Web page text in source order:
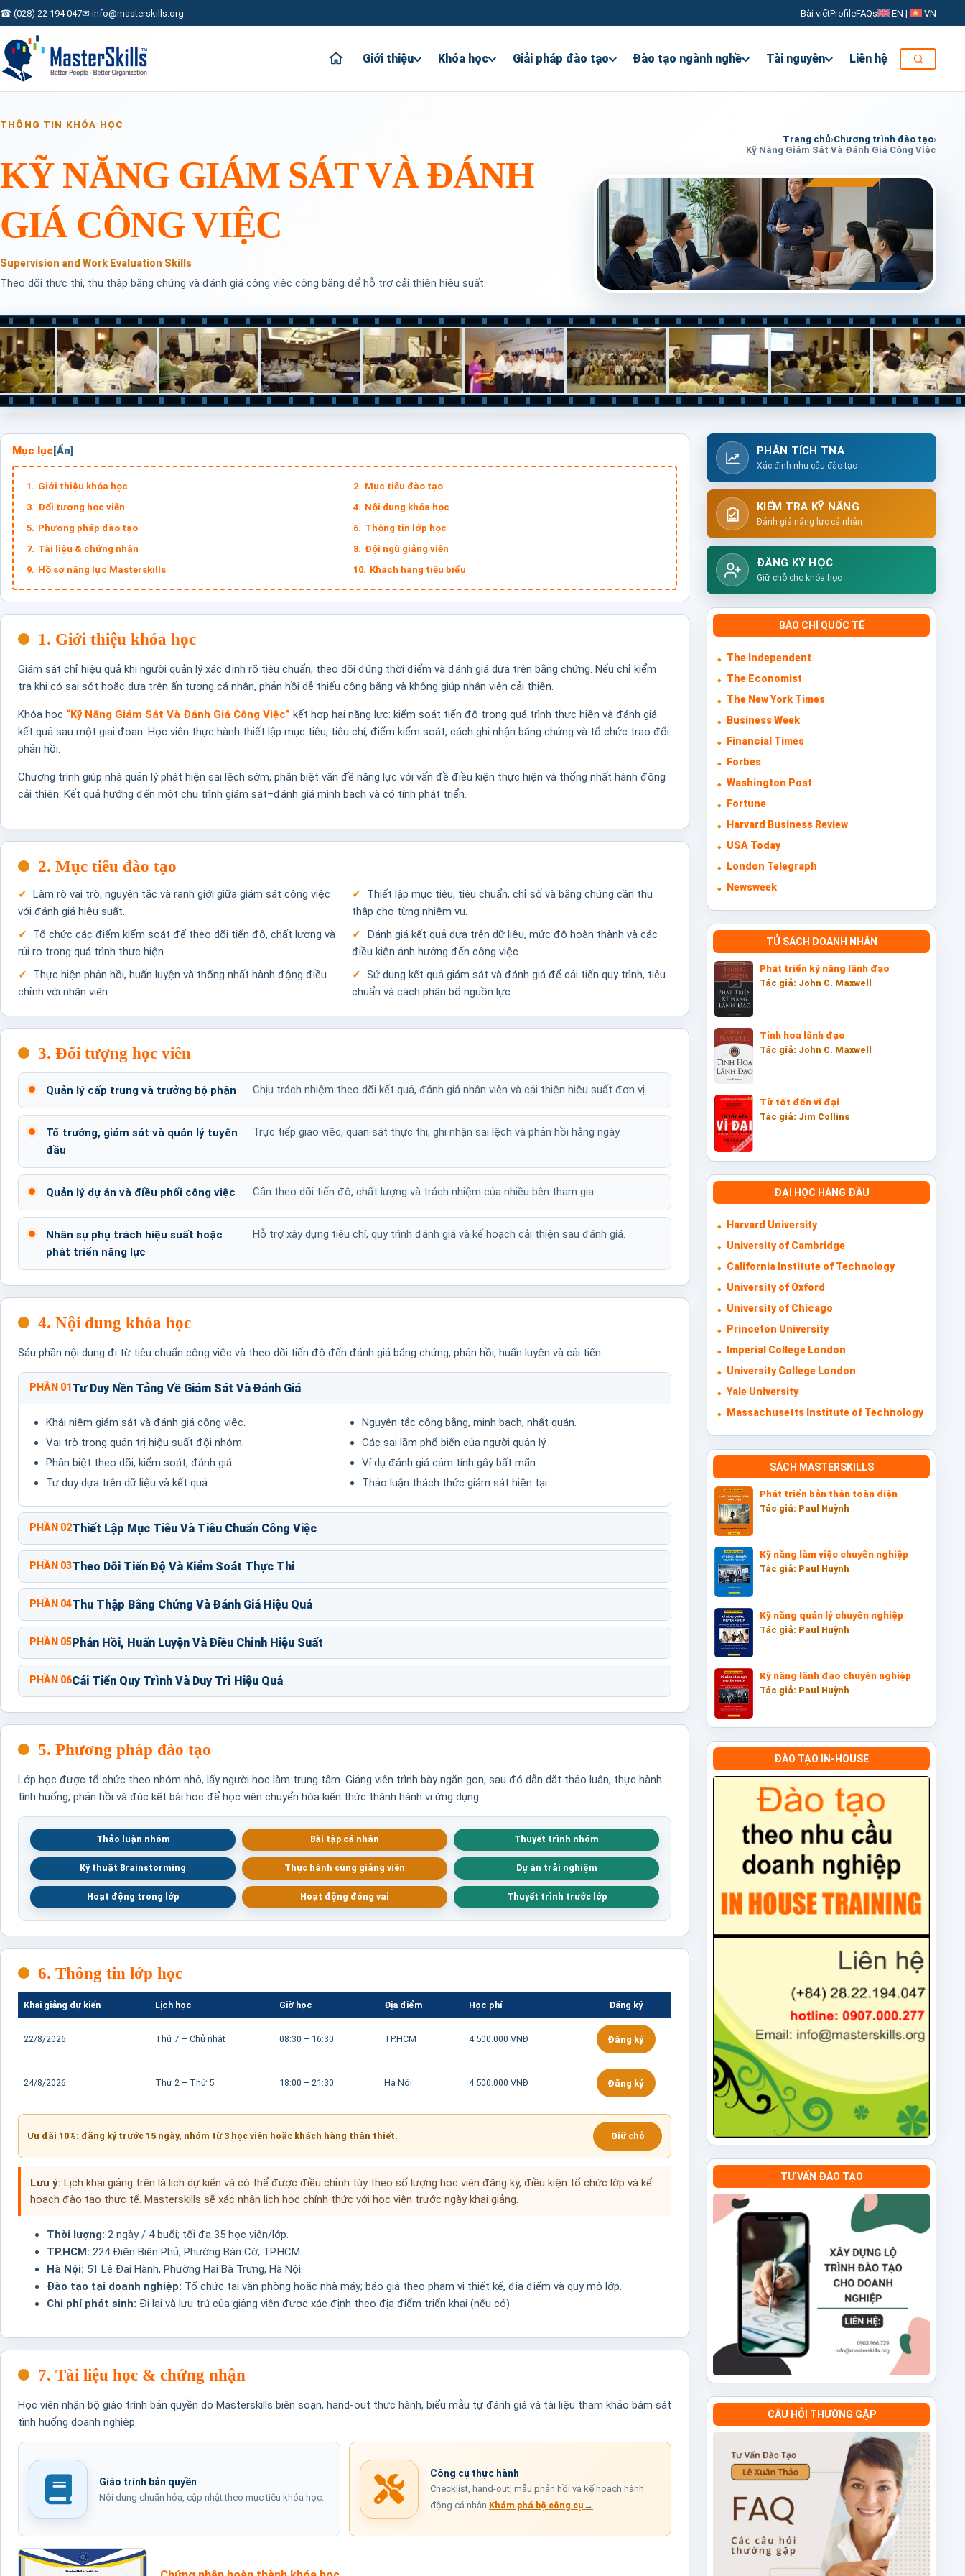
☎ (028) 22 194 047✉ info@masterskills.org Bài viếtProfileFAQs EN | VN
Giới thiệu Khóa học Giải pháp đào tạo Đào tạo ngành nghề Tài nguyên Liên hệ
Trang chủ›Chương trình đào tạo›
Kỹ Năng Giám Sát Và Đánh Giá Công Việc
THÔNG TIN KHÓA HỌC
KỸ NĂNG GIÁM SÁT VÀ ĐÁNH
GIÁ CÔNG VIỆC
Supervision and Work Evaluation Skills
Theo dõi thực thi, thu thập bằng chứng và đánh giá công việc công bằng để hỗ trợ cải thiện hiệu suất.
Mục lục
Giới thiệu khóa học
Mục tiêu đào tạo
Đối tượng học viên
Nội dung khóa học
Phương pháp đào tạo
Thông tin lớp học
Tài liệu & chứng nhận
Đội ngũ giảng viên
Hồ sơ năng lực Masterskills
Khách hàng tiêu biểu
1. Giới thiệu khóa học
Giám sát chỉ hiệu quả khi người quản lý xác định rõ tiêu chuẩn, theo dõi đúng thời điểm và đánh giá dựa trên bằng chứng. Nếu chỉ kiểm
tra khi có sai sót hoặc dựa trên ấn tượng cá nhân, phản hồi dễ thiếu công bằng và không giúp nhân viên cải thiện.
Khóa học “Kỹ Năng Giám Sát Và Đánh Giá Công Việc” kết hợp hai năng lực: kiểm soát tiến độ trong quá trình thực hiện và đánh giá
kết quả sau một giai đoạn. Học viên thực hành thiết lập mục tiêu, tiêu chí, điểm kiểm soát, cách ghi nhận bằng chứng và tổ chức trao đổi
phản hồi.
Chương trình giúp nhà quản lý phát hiện sai lệch sớm, phân biệt vấn đề năng lực với vấn đề điều kiện thực hiện và thống nhất hành động
cải thiện. Kết quả hướng đến một chu trình giám sát–đánh giá minh bạch và có tính phát triển.
2. Mục tiêu đào tạo
Làm rõ vai trò, nguyên tắc và ranh giới giữa giám sát công việc
với đánh giá hiệu suất.
Thiết lập mục tiêu, tiêu chuẩn, chỉ số và bằng chứng cần thu
thập cho từng nhiệm vụ.
Tổ chức các điểm kiểm soát để theo dõi tiến độ, chất lượng và
rủi ro trong quá trình thực hiện.
Đánh giá kết quả dựa trên dữ liệu, mức độ hoàn thành và các
điều kiện ảnh hưởng đến công việc.
Thực hiện phản hồi, huấn luyện và thống nhất hành động điều
chỉnh với nhân viên.
Sử dụng kết quả giám sát và đánh giá để cải tiến quy trình, tiêu
chuẩn và cách phân bổ nguồn lực.
3. Đối tượng học viên
Quản lý cấp trung và trưởng bộ phận Chịu trách nhiệm theo dõi kết quả, đánh giá nhân viên và cải thiện hiệu suất đơn vị.
Tổ trưởng, giám sát và quản lý tuyến
đầu
Trực tiếp giao việc, quan sát thực thi, ghi nhận sai lệch và phản hồi hằng ngày.
Quản lý dự án và điều phối công việc Cần theo dõi tiến độ, chất lượng và trách nhiệm của nhiều bên tham gia.
Nhân sự phụ trách hiệu suất hoặc
phát triển năng lực
Hỗ trợ xây dựng tiêu chí, quy trình đánh giá và kế hoạch cải thiện sau đánh giá.
4. Nội dung khóa học
Sáu phần nội dung đi từ tiêu chuẩn công việc và theo dõi tiến độ đến đánh giá bằng chứng, phản hồi, huấn luyện và cải tiến.
PHẦN 01Tư Duy Nền Tảng Về Giám Sát Và Đánh Giá
Khái niệm giám sát và đánh giá công việc.
Vai trò trong quản trị hiệu suất đội nhóm.
Phân biệt theo dõi, kiểm soát, đánh giá.
Tư duy dựa trên dữ liệu và kết quả.
Nguyên tắc công bằng, minh bạch, nhất quán.
Các sai lầm phổ biến của người quản lý.
Ví dụ đánh giá cảm tính gây bất mãn.
Thảo luận thách thức giám sát hiện tại.
PHẦN 02Thiết Lập Mục Tiêu Và Tiêu Chuẩn Công Việc
PHẦN 03Theo Dõi Tiến Độ Và Kiểm Soát Thực Thi
PHẦN 04Thu Thập Bằng Chứng Và Đánh Giá Hiệu Quả
PHẦN 05Phản Hồi, Huấn Luyện Và Điều Chỉnh Hiệu Suất
PHẦN 06Cải Tiến Quy Trình Và Duy Trì Hiệu Quả
5. Phương pháp đào tạo
Lớp học được tổ chức theo nhóm nhỏ, lấy người học làm trung tâm. Giảng viên trình bày ngắn gọn, sau đó dẫn dắt thảo luận, thực hành
tình huống, phản hồi và đúc kết bài học để học viên chuyển hóa kiến thức thành hành vi ứng dụng.
Thảo luận nhóm Bài tập cá nhân Thuyết trình nhóm
Kỹ thuật Brainstorming Thực hành cùng giảng viên Dự án trải nghiệm
Hoạt động trong lớp Hoạt động đóng vai Thuyết trình trước lớp
6. Thông tin lớp học
Khai giảng dự kiến Lịch học Giờ học Địa điểm Học phí Đăng ký
22/8/2026 Thứ 7 – Chủ nhật 08:30 – 16:30 TP.HCM 4.500.000 VNĐ Đăng ký
24/8/2026 Thứ 2 – Thứ 5 18:00 – 21:30 Hà Nội 4.500.000 VNĐ Đăng ký
Ưu đãi 10%: đăng ký trước 15 ngày, nhóm từ 3 học viên hoặc khách hàng thân thiết. Giữ chỗ
Lưu ý: Lịch khai giảng trên là lịch dự kiến và có thể được điều chỉnh tùy theo số lượng học viên đăng ký, điều kiện tổ chức lớp và kế
hoạch đào tạo thực tế. Masterskills sẽ xác nhận lịch học chính thức với học viên trước ngày khai giảng.
Thời lượng: 2 ngày / 4 buổi; tối đa 35 học viên/lớp.
TP.HCM: 224 Điện Biên Phủ, Phường Bàn Cờ, TP.HCM.
Hà Nội: 51 Lê Đại Hành, Phường Hai Bà Trưng, Hà Nội.
Đào tạo tại doanh nghiệp: Tổ chức tại văn phòng hoặc nhà máy; báo giá theo phạm vi thiết kế, địa điểm và quy mô lớp.
Chi phí phát sinh: Đi lại và lưu trú của giảng viên được xác định theo địa điểm triển khai (nếu có).
7. Tài liệu học & chứng nhận
Học viên nhận bộ giáo trình bản quyền do Masterskills biên soạn, hand-out thực hành, biểu mẫu tự đánh giá và tài liệu tham khảo bám sát
tình huống doanh nghiệp.
Giáo trình bản quyền
Nội dung chuẩn hóa, cập nhật theo mục tiêu khóa học.
Công cụ thực hành
Checklist, hand-out, mẫu phản hồi và kế hoạch hành
động cá nhân. Khám phá bộ công cụ →
PHÂN TÍCH TNA
Xác định nhu cầu đào tạo
KIỂM TRA KỸ NĂNG
Đánh giá năng lực cá nhân
ĐĂNG KÝ HỌC
Giữ chỗ cho khóa học
BÁO CHÍ QUỐC TẾ
The Independent
The Economist
The New York Times
Business Week
Financial Times
Forbes
Washington Post
Fortune
Harvard Business Review
USA Today
London Telegraph
Newsweek
TỦ SÁCH DOANH NHÂN
Phát triển kỹ năng lãnh đạo
Tác giả: John C. Maxwell
Tinh hoa lãnh đạo
Tác giả: John C. Maxwell
Từ tốt đến vĩ đại
Tác giả: Jim Collins
ĐẠI HỌC HÀNG ĐẦU
Harvard University
University of Cambridge
California Institute of Technology
University of Oxford
University of Chicago
Princeton University
Imperial College London
University College London
Yale University
Massachusetts Institute of Technology
SÁCH MASTERSKILLS
Phát triển bản thân toàn diện
Tác giả: Paul Huỳnh
Kỹ năng làm việc chuyên nghiệp
Tác giả: Paul Huỳnh
Kỹ năng quản lý chuyên nghiệp
Tác giả: Paul Huỳnh
Kỹ năng lãnh đạo chuyên nghiệp
Tác giả: Paul Huỳnh
ĐÀO TẠO IN-HOUSE
TƯ VẤN ĐÀO TẠO
CÂU HỎI THƯỜNG GẶP